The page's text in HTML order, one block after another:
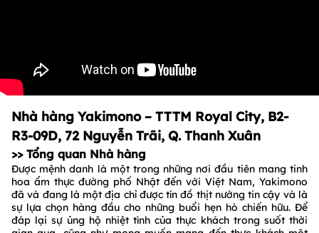
Nhà hàng Yakimono – TTTM Royal City, B2-
R3-09D, 72 Nguyễn Trãi, Q. Thanh Xuân
>> Tổng quan Nhà hàng
Được mệnh danh là một trong những nơi đầu tiên mang tinh
hoa ẩm thực đường phố Nhật đến với Việt Nam, Yakimono
đã và đang là một địa chỉ được tín đồ thịt nướng tin cậy và là
sự lựa chọn hàng đầu cho những buổi hẹn hò chiến hữu. Để
đáp lại sự ủng hộ nhiệt tình của thực khách trong suốt thời